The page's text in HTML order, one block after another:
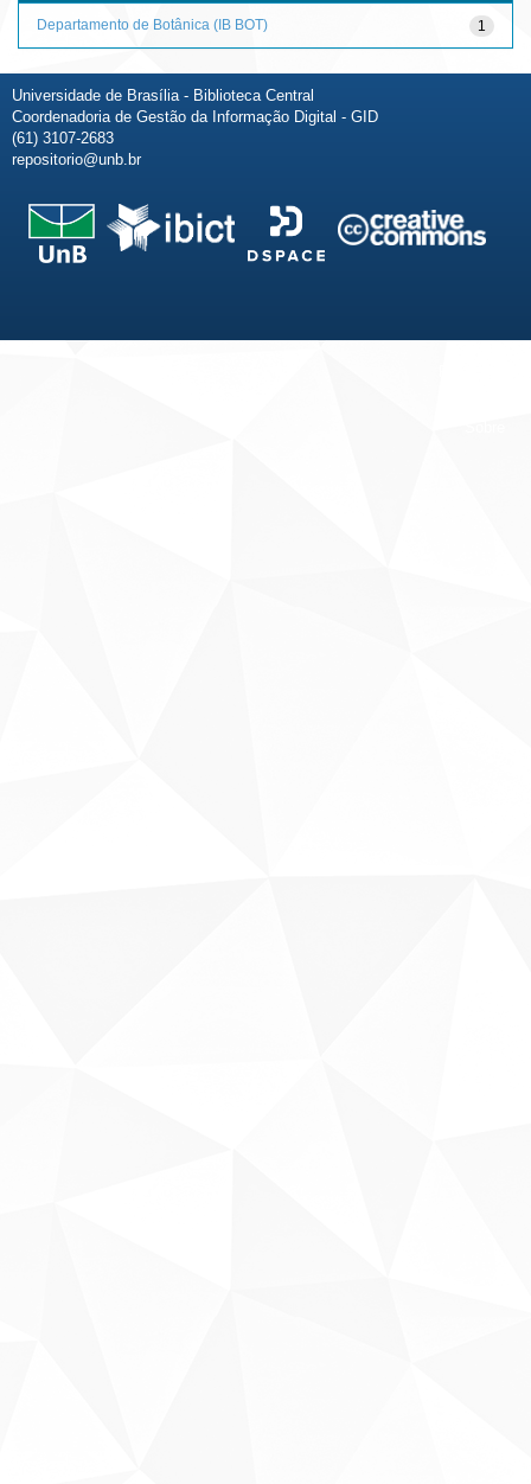
1
Departamento de Botânica (IB BOT)
Universidade de Brasília - Biblioteca Central
Coordenadoria de Gestão da Informação Digital - GID
(61) 3107-2683
repositorio@unb.br